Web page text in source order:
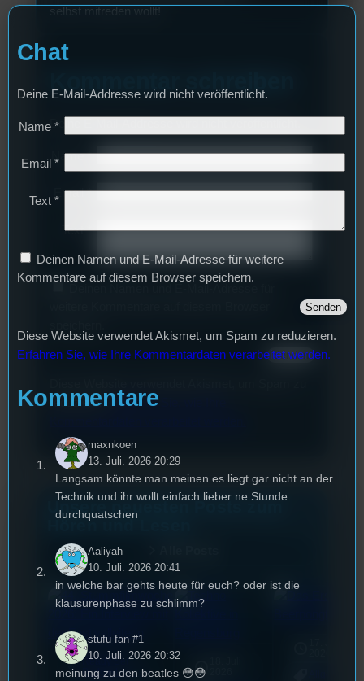
selbst mitreden wollt!
Deine E-Mail-Addresse wird nicht veröffentlicht.
Name*
Email*
Text*
Deinen Namen und E-Mail-Adresse für
reduzieren.
Erfahren Sie, wie Ihre
Unsere neuesten Posts zum
Hören und Lesen
mic Ready Set
Podcast [S1/E8]
Chat
Deine E-Mail-Addresse wird nicht veröffentlicht.
Name *
Email *
Text *
Deinen Namen und E-Mail-Adresse für weitere
Kommentare auf diesem Browser speichern.
Diese Website verwendet Akismet, um Spam zu reduzieren.
Erfahren Sie, wie Ihre Kommentardaten verarbeitet werden.
Kommentare
maxnkoen
13. Juli. 2026 20:29
Langsam könnte man meinen es liegt gar nicht an der
Technik und ihr wollt einfach lieber ne Stunde
durchquatschen
Aaliyah
10. Juli. 2026 20:41
in welche bar gehts heute für euch? oder ist die
klausurenphase zu schlimm?
stufu fan #1
10. Juli. 2026 20:32
meinung zu den beatles 😳😳